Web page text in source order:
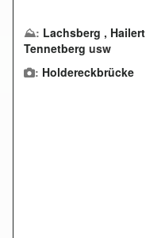
⛰: Lachsberg , Hailert
Tennetberg usw
: Holdereckbrücke